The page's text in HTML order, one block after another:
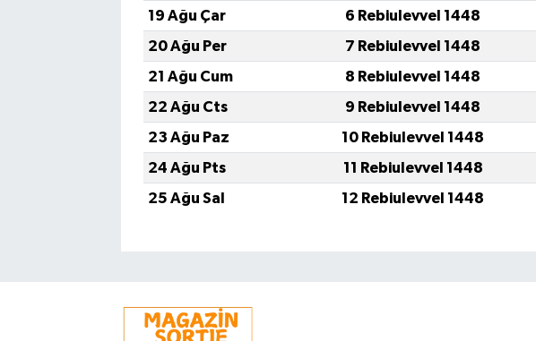
19 Ağu Çar
6 Rebiulevvel 1448
20 Ağu Per
7 Rebiulevvel 1448
21 Ağu Cum
8 Rebiulevvel 1448
22 Ağu Cts
9 Rebiulevvel 1448
23 Ağu Paz
10 Rebiulevvel 1448
24 Ağu Pts
11 Rebiulevvel 1448
25 Ağu Sal
12 Rebiulevvel 1448